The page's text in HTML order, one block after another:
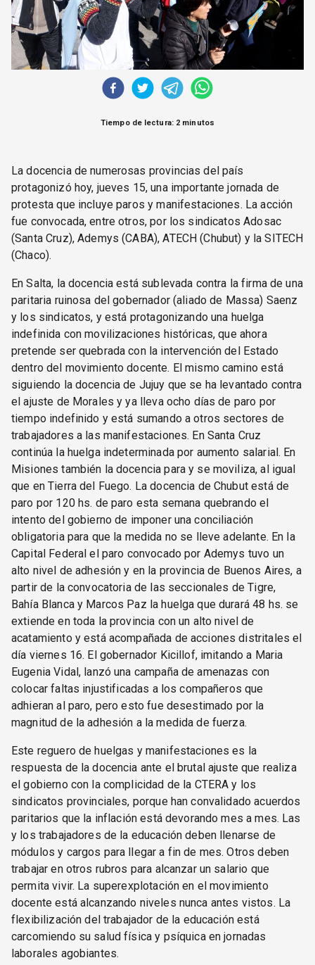
Política Obrera Revista
CONTACTO
Tiempo de lectura: 2 minutos
La docencia de numerosas provincias del país
protagonizó hoy, jueves 15, una importante jornada de
protesta que incluye paros y manifestaciones. La acción
fue convocada, entre otros, por los sindicatos Adosac
(Santa Cruz), Ademys (CABA), ATECH (Chubut) y la SITECH
(Chaco).
En Salta, la docencia está sublevada contra la firma de una
paritaria ruinosa del gobernador (aliado de Massa) Saenz
y los sindicatos, y está protagonizando una huelga
indefinida con movilizaciones históricas, que ahora
pretende ser quebrada con la intervención del Estado
dentro del movimiento docente. El mismo camino está
siguiendo la docencia de Jujuy que se ha levantado contra
el ajuste de Morales y ya lleva ocho días de paro por
tiempo indefinido y está sumando a otros sectores de
trabajadores a las manifestaciones. En Santa Cruz
continúa la huelga indeterminada por aumento salarial. En
Misiones también la docencia para y se moviliza, al igual
que en Tierra del Fuego. La docencia de Chubut está de
paro por 120 hs. de paro esta semana quebrando el
intento del gobierno de imponer una conciliación
obligatoria para que la medida no se lleve adelante. En la
Capital Federal el paro convocado por Ademys tuvo un
alto nivel de adhesión y en la provincia de Buenos Aires, a
partir de la convocatoria de las seccionales de Tigre,
Bahía Blanca y Marcos Paz la huelga que durará 48 hs. se
extiende en toda la provincia con un alto nivel de
acatamiento y está acompañada de acciones distritales el
día viernes 16. El gobernador Kicillof, imitando a Maria
Eugenia Vidal, lanzó una campaña de amenazas con
colocar faltas injustificadas a los compañeros que
adhieran al paro, pero esto fue desestimado por la
magnitud de la adhesión a la medida de fuerza.
Este reguero de huelgas y manifestaciones es la
respuesta de la docencia ante el brutal ajuste que realiza
el gobierno con la complicidad de la CTERA y los
sindicatos provinciales, porque han convalidado acuerdos
paritarios que la inflación está devorando mes a mes. Las
y los trabajadores de la educación deben llenarse de
módulos y cargos para llegar a fin de mes. Otros deben
trabajar en otros rubros para alcanzar un salario que
permita vivir. La superexplotación en el movimiento
docente está alcanzando niveles nunca antes vistos. La
flexibilización del trabajador de la educación está
carcomiendo su salud física y psíquica en jornadas
laborales agobiantes.